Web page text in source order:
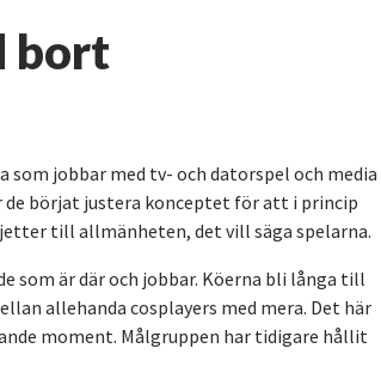
bort
som jobbar med tv- och datorspel och media
de börjat justera konceptet för att i princip
till allmänheten, det vill säga spelarna.
som är där och jobbar. Köerna bli långa till
allehanda cosplayers med mera. Det här
moment. Målgruppen har tidigare hållit